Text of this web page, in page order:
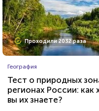
Проходили 8035 раз
Тест по игре Dota 2
Проходили 2032 раза
География
Тест о природных
регионах России: как
вы их знаете?